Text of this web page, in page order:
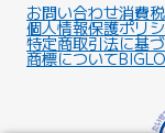
お問い合わせ消費
個人情報保護ポリ
特定商取引法に基
商標について